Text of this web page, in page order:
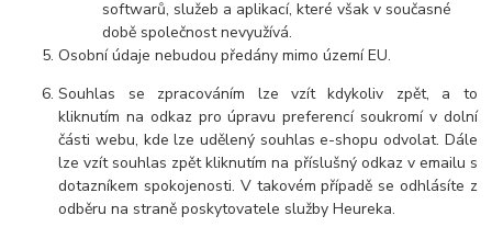
softwarů, služeb a aplikací, které však v současné
době společnost nevyužívá.
Osobní údaje nebudou předány mimo území EU.
Souhlas se zpracováním lze vzít kdykoliv zpět, a to
kliknutím na odkaz pro úpravu preferencí soukromí v dolní
části webu, kde lze udělený souhlas e-shopu odvolat. Dále
lze vzít souhlas zpět kliknutím na příslušný odkaz v emailu s
dotazníkem spokojenosti. V takovém případě se odhlásíte z
odběru na straně poskytovatele služby Heureka.